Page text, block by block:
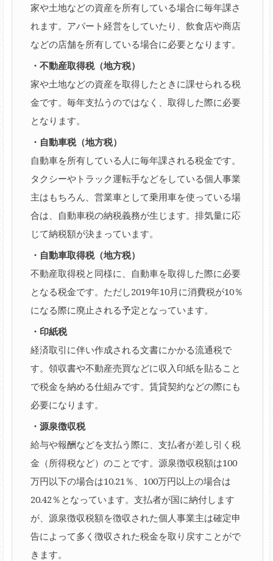
家や土地などの資産を所有している場合に毎年課さ
れます。アパート経営をしていたり、飲食店や商店
などの店舗を所有している場合に必要となります。
・不動産取得税（地方税）
家や土地などの資産を取得したときに課せられる税
金です。毎年支払うのではなく、取得した際に必要
となります。
・自動車税（地方税）
自動車を所有している人に毎年課される税金です。
タクシーやトラック運転手などをしている個人事業
主はもちろん、営業車として乗用車を使っている場
合は、自動車税の納税義務が生じます。排気量に応
じて納税額が決まっています。
・自動車取得税（地方税）
不動産取得税と同様に、自動車を取得した際に必要
となる税金です。ただし2019年10月に消費税が10％
になる際に廃止される予定となっています。
・印紙税
経済取引に伴い作成される文書にかかる流通税で
す。領収書や不動産売買などに収入印紙を貼ること
で税金を納める仕組みです。賃貸契約などの際にも
必要になります。
・源泉徴収税
給与や報酬などを支払う際に、支払者が差し引く税
金（所得税など）のことです。源泉徴収税額は100
万円以下の場合は10.21％、100万円以上の場合は
20.42％となっています。支払者が国に納付します
が、源泉徴収税額を徴収された個人事業主は確定申
告によって多く徴収された税金を取り戻すことがで
きます。